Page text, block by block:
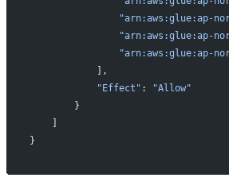
"arn:aws:glue:ap-
"arn:aws:glue:ap-
"arn:aws:glue:ap-
            ],
            "Effect"
:
"Allow"
        }
}